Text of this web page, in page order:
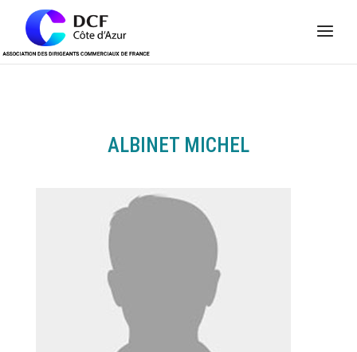
ALBINET MICHEL
Panneau de gestion des cookies